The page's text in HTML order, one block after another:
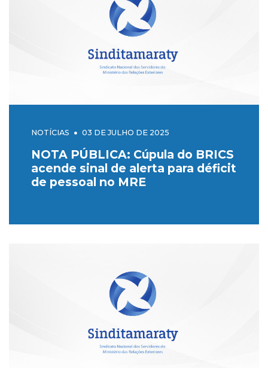
NOTÍCIAS 03 DE JULHO DE 2025
NOTA PÚBLICA: Cúpula do BRICS
acende sinal de alerta para déficit
de pessoal no MRE